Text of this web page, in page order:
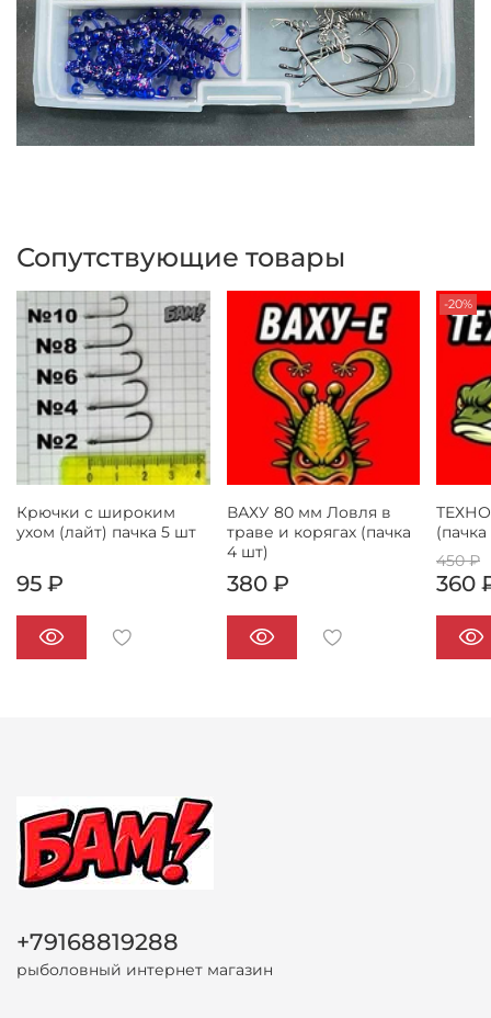
Сопутствующие товары
Крючки с широким
ухом (лайт) пачка 5 шт
95 ₽
ВАХУ 80 мм Ловля в
траве и корягах (пачка
4 шт)
380 ₽
-20%
450 ₽
360
+79168819288
рыболовный интернет магазин